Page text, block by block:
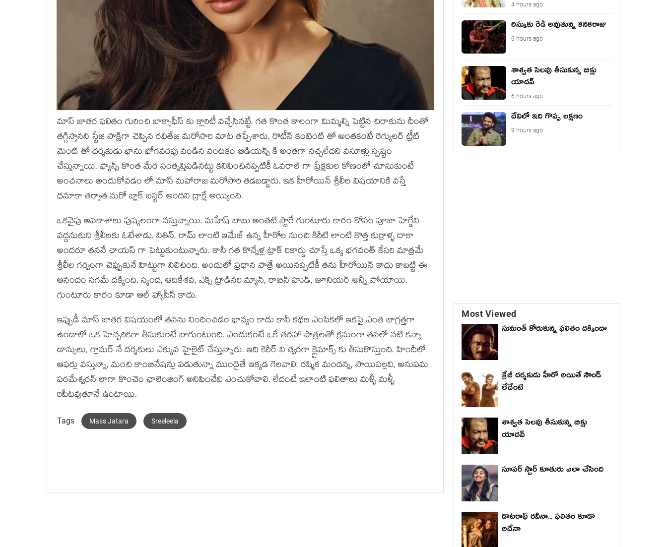
మాస్ జాతర ఫలితం గురించి బాక్సాఫీస్ కు క్లారిటీ వచ్చేసినట్టే. గత కొంత కాలంగా మిమ్మల్ని పెట్టిన చిరాకును దీంతో
తగ్గిస్తానని స్టేజి సాక్షిగా చెప్పిన రవితేజ మరోసారి మాట తప్పేశారు. రొటీన్ కంటెంట్ తో అంతకంటే రెగ్యులర్ ట్రీట్
మెంట్ తో దర్శకుడు భాను భోగవరపు వండిన వంటకం ఆడియన్స్ కి అంతగా నచ్చలేదని వసూళ్లు స్పష్టం
చేస్తున్నాయి. ఫ్యాన్స్ కొంత మేర సంతృప్తిపడినట్టు కనిపించినప్పటికీ ఓవరాల్ గా ప్రేక్షకుల కోణంలో చూసుకుంటే
అంచనాలు అందుకోవడం లో మాస్ మహారాజ మరోసారి తడబడ్డారు. ఇక హీరోయిన్ శ్రీలీల విషయానికి వస్తే
ధమాకా తర్వాత మరో బ్లాక్ బస్టర్ అందని ద్రాక్షే అయ్యింది.
ఒకవైపు అవకాశాలు పుష్కలంగా వస్తున్నాయి. మహేష్ బాబు అంతటి స్టారే గుంటూరు కారం కోసం పూజా హెగ్డేని
వద్దనుకుని శ్రీలీలకు ఓటేశాడు. నితిన్, రామ్ లాంటి ఇమేజ్ ఉన్న హీరోల నుంచి కిరీటి లాంటి కొత్త కుర్రాళ్ళ దాకా
అందరూ తననే ఛాయస్ గా పెట్టుకుంటున్నారు. కానీ గత కొన్నేళ్ల ట్రాక్ రికార్డు చూస్తే ఒక్క భగవంత్ కేసరి మాత్రమే
శ్రీలీల గర్వంగా చెప్పుకునే హిట్టుగా నిలిచింది. అందులో ప్రధాన పాత్రే అయినప్పటికీ తను హీరోయిన్ కాదు కాబట్టి ఈ
ఆనందం సగమే దక్కింది. స్కంద, ఆదికేశవ, ఎక్స్ ట్రాడినరి మ్యాన్, రాబిన్ హుడ్, జూనియర్ అన్నీ పోయాయి.
గుంటూరు కారం కూడా ఆల్ హ్యాపీస్ కాదు.
ఇప్పుడీ మాస్ జాతర విషయంలో తనను నిందించడం భావ్యం కాదు కానీ కథల ఎంపికలో ఇకపై ఎంత జాగ్రత్తగా
ఉండాలో ఒక హెచ్చరికగా తీసుకుంటే బాగుంటుంది. ఎందుకంటే ఒకే తరహా పాత్రలతో క్రమంగా తనలో నటి కన్నా
డాన్సులు, గ్లామర్ నే దర్శకులు ఎక్కువ హైలైట్ చేస్తున్నారు. ఇది కెరీర్ ని త్వరగా క్లైమాక్స్ కు తీసుకొస్తుంది. హిందీలో
ఆఫర్లు వస్తున్నా, మంచి కాంబినేషన్లు పడుతున్నా ముందైతే ఇక్కడ గెలవాలి. రష్మిక మందన్న, సాయిపల్లవి, అనుపమ
పరమేశ్వరన్ లాగా కొంచెం ఛాలెంజింగ్ అనిపించేవి ఎంచుకోవాలి. లేదంటే ఇలాంటి ఫలితాలు మళ్ళీ మళ్ళీ
రిపీటవుతూనే ఉంటాయి.
Tags Mass Jatara Sreeleela
4 hours ago
రిస్కుకు రెడీ అవుతున్న కనకరాజు
6 hours ago
శాశ్వత సెలవు తీసుకున్న బిక్షు
యాదవ్
6 hours ago
దేవిలో ఇది గొప్ప లక్షణం
9 hours ago
Most Viewed
సుమంత్ కోరుకున్న ఫలితం దక్కిందా
క్రేజీ దర్శకుడు హీరో అయితే సౌండ్
లేదేంటి
శాశ్వత సెలవు తీసుకున్న బిక్షు
యాదవ్
సూపర్ స్టార్ కూతురు ఎలా చేసింది
డాటరాఫ్ రవీనా... ఫలితం కూడా
అదేనా